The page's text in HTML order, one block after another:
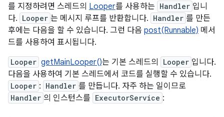
를 지정하려면 스레드의 Looper를 사용하는 Handler 입니
다. Looper 는 메시지 루프를 반환합니다. Handler 를 만든
후에는 다음을 할 수 있습니다. 그런 다음 post(Runnable) 메서
드를 사용하여 표시됩니다.
Looper getMainLooper()는 기본 스레드의 Looper 입니다.
다음을 사용하여 기본 스레드에서 코드를 실행할 수 있습니다.
Looper : Handler 를 만듭니다. 자주 하는 일이므로
Handler 의 인스턴스를 ExecutorService :